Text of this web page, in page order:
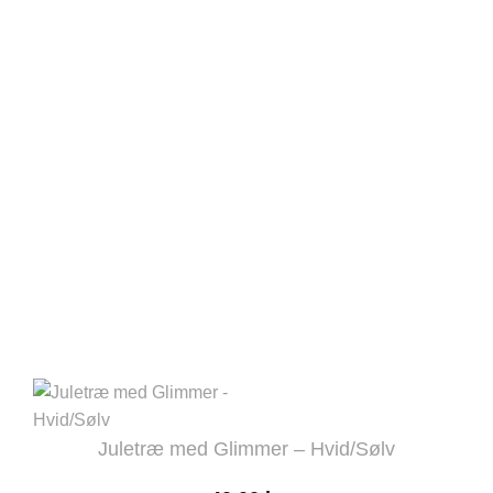
Juletræ med Glimmer – Hvid/Sølv